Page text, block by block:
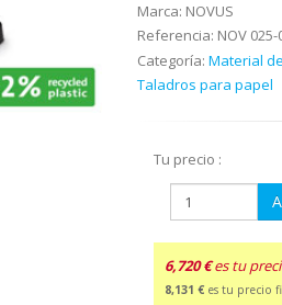
Marca: NOVUS
Referencia: NOV 025-
Categoría: Material
Taladros para papel
Tu precio :
6,720 €es tu
8,131 € es tu precio